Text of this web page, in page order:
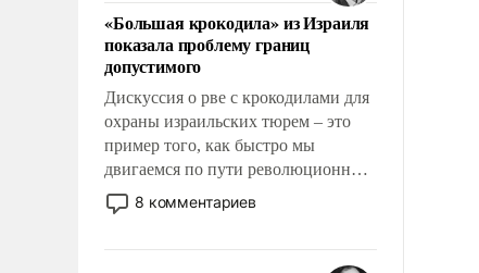
поступки не нужно отвечать.
«Большая крокодила» из Израиля
показала проблему границ
допустимого
Дискуссия о рве с крокодилами для
охраны израильских тюрем – это
пример того, как быстро мы
двигаемся по пути революционных
изменений. То, что несколько лет
назад было образом для
8 комментариев